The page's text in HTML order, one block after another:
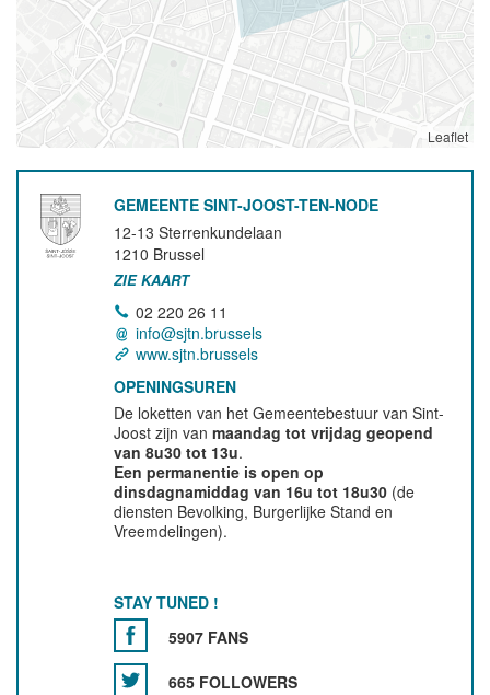
Leaflet
GEMEENTE SINT-JOOST-TEN-NODE
12-13 Sterrenkundelaan
1210 Brussel
ZIE KAART
02 220 26 11
info@sjtn.brussels
www.sjtn.brussels
OPENINGSUREN
De loketten van het Gemeentebestuur van Sint-
Joost zijn vanmaandag tot vrijdag geopend
van 8u30 tot 13u.
Een permanentie is open op
dinsdagnamiddag van 16u tot 18u30 (de
diensten Bevolking, Burgerlijke Stand en
Vreemdelingen).
STAY TUNED !
5907 FANS
665 FOLLOWERS